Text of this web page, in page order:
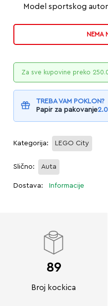
Model sportskog
NEMA
Za sve kupovine preko
TREBA VAM POKLON?
Papir za pakovanje
Kategorija: LEGO City
Slično: Auta
Dostava: Informacije
89
Broj kockica